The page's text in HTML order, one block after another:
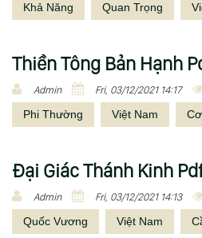
Khả Năng Quan Trọng
Thiền Tông Bản Hạnh
Admin Fri, 03/12/2021 14:17
Phi Thường Việt Nam
Đại Giác Thánh Kinh
Admin Fri, 03/12/2021 14:13
Quốc Vương Việt Nam